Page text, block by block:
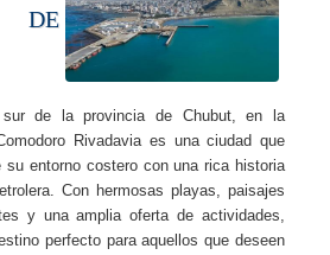
DE
de la provincia de Chubut, en la
Rivadavia es una ciudad que
su entorno costero con una rica historia
Con hermosas playas, paisajes
y una amplia oferta de actividades,
perfecto para aquellos que deseen